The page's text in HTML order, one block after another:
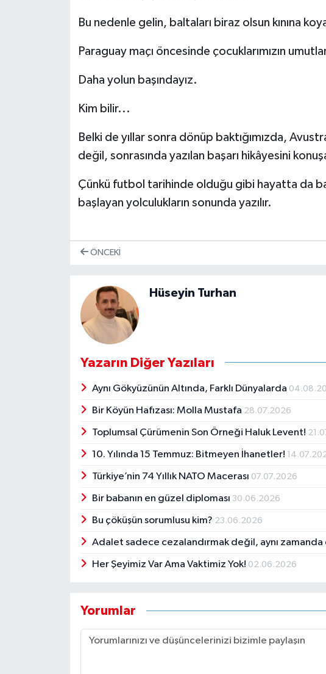
Bu nedenle gelin, baltaları biraz olsun kınına
Paraguay maçı öncesinde çocuklarımızın
Daha yolun başındayız.
Kim bilir...
Belki de yıllar sonra dönüp baktığımızda,
değil, sonrasında yazılan başarı hikâyesini
Çünkü futbol tarihinde olduğu gibi hayatta da
başlayan yolculukların sonunda yazılır.
ÖNCEKI
Hüseyin Turhan
Yazarın Diğer Yazıları
Aynı Gökyüzünün Altında, Farklı Dünyalarda
Bir Köyün Hafızası: Molla Mustafa 28.07.2026
Toplumsal Çürümenin Son Örneği Haluk Levent!
10. Yılında 15 Temmuz: Bitmeyen İhanetler!
Türkiye’nin 74 Yıllık NATO Macerası 07.07.2026
Bir babanın en güzel diploması 30.06.2026
Bu çöküşün sorumlusu kim? 23.06.2026
Adalet sadece cezalandırmak değil, aynı zamanda
Her Şeyimiz Var Ama Vaktimiz Yok! 02.06.2026
Yorumlar